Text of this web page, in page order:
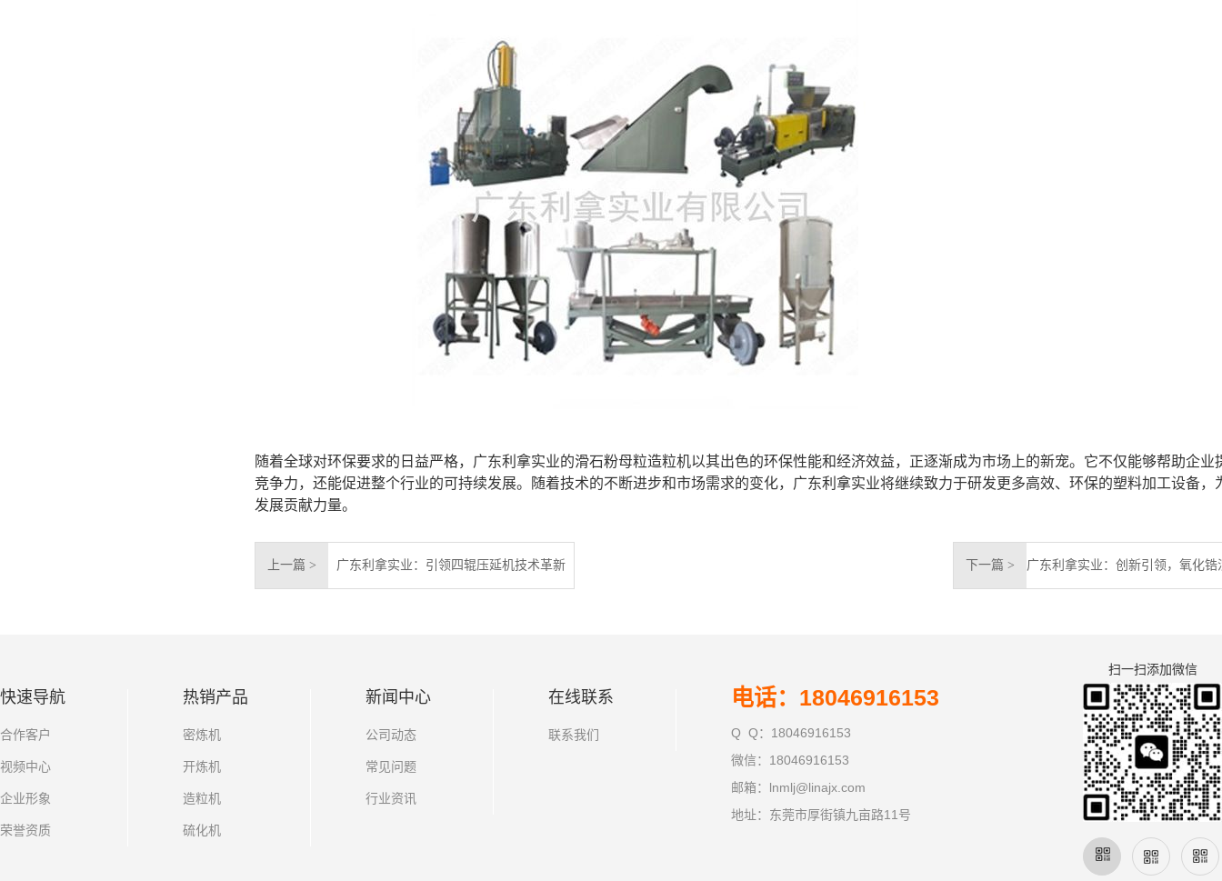
随着全球对环保要求的日益严格，广东利拿实业的滑石粉母粒造粒机以其出色的环保性能和经济效益，正逐渐成为市场上的新宠。它不仅能够帮助企业
竞争力，还能促进整个行业的可持续发展。随着技术的不断进步和市场需求的变化，广东利拿实业将继续致力于研发更多高效、环保的塑料加工设备，
发展贡献力量。
上一篇 > 广东利拿实业：引领四辊压延机技术革新 下一篇 >
快速导航
合作客户
视频中心
企业形象
荣誉资质
热销产品
密炼机
开炼机
造粒机
硫化机
新闻中心
公司动态
常见问题
行业资讯
在线联系
联系我们
电话：18046916153
Q Q：18046916153
微信：18046916153
邮箱：lnmlj@linajx.com
地址：东莞市厚街镇九亩路11号
扫一扫添加微信